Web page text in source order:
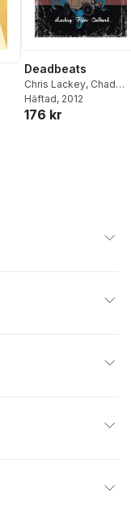
Deadbeats
Chris Lackey, Chad
Fifer
Häftad, 2012
176 kr